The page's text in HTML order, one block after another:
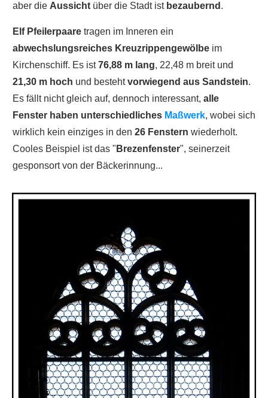
aber die Aussicht über die Stadt ist bezaubernd .
Elf Pfeilerpaare tragen im Inneren ein
abwechslungsreiches Kreuzrippengewölbe im
Kirchenschiff. Es ist76,88 m lang, 22,48 m breit und
21,30 m hoch und bestehtvorwiegend aus Sandstein.
Es fällt nicht gleich auf, dennoch interessant, alle
Fenster haben unterschiedliches Maßwerk, wobei sich
wirklich kein einziges in den 26 Fenstern wiederholt.
Cooles Beispiel ist das " Brezenfenster", seinerzeit
gesponsort von der Bäckerinnung...